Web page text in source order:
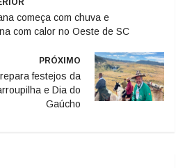
começa com chuva e
com calor no Oeste de SC
PRÓXIMO
festejos da
e Dia do
Gaúcho